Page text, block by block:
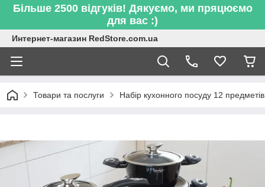
Більше 2500 відгуків! Дякуємо, ми пряцюємо
для вас :)
Интернет-магазин RedStore.com.ua
Товари та послуги Набір кухонного посуду 12